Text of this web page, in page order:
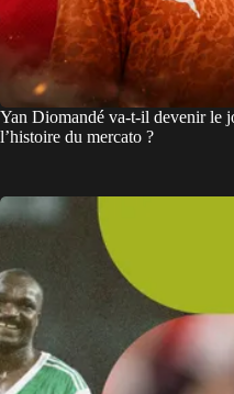
Yan Diomandé va-t-il devenir le
l’histoire du mercato ?